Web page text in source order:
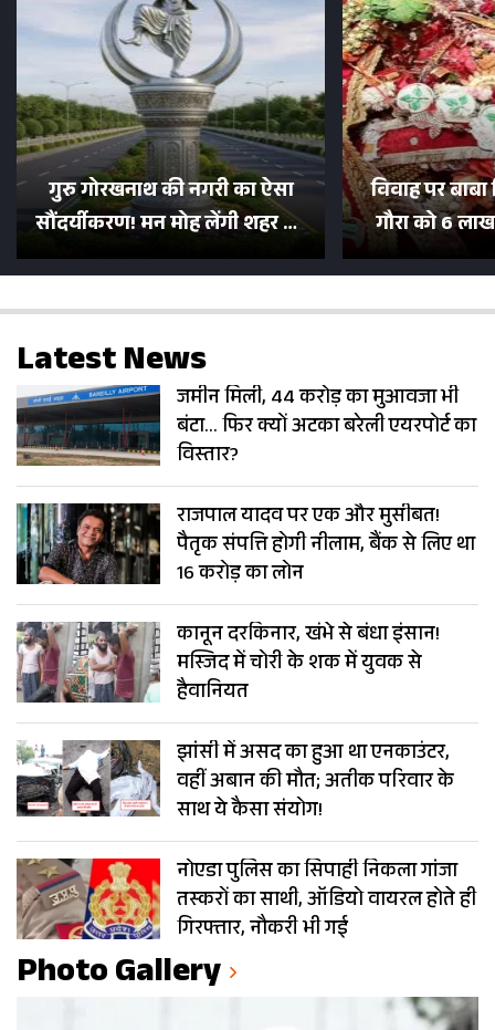
गुरु गोरखनाथ की नगरी का ऐसा
सौंदर्यीकरण! मन मोह लेंगी शहर की
सड़कें; देखें Photos
विवाह पर
गौरा को 6
500 भक्तों
Latest News
जमीन मिली, 44 करोड़ का मुआवजा भी
बंटा… फिर क्यों अटका बरेली एयरपोर्ट का
विस्तार?
राजपाल यादव पर एक और मुसीबत!
पैतृक संपत्ति होगी नीलाम, बैंक से लिए था
16 करोड़ का लोन
कानून दरकिनार, खंभे से बंधा इंसान!
मस्जिद में चोरी के शक में युवक से
हैवानियत
झांसी में असद का हुआ था एनकाउंटर,
वहीं अबान की मौत; अतीक परिवार के
साथ ये कैसा संयोग!
नोएडा पुलिस का सिपाही निकला गांजा
तस्करों का साथी, ऑडियो वायरल होते ही
गिरफ्तार, नौकरी भी गई
Photo Gallery